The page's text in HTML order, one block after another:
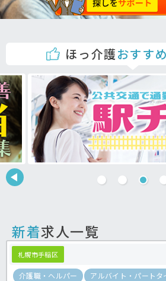
ほっ介護おすす
新着求人一覧
札幌市手稲区
介護職・ヘルパー アルバイト・パートタ